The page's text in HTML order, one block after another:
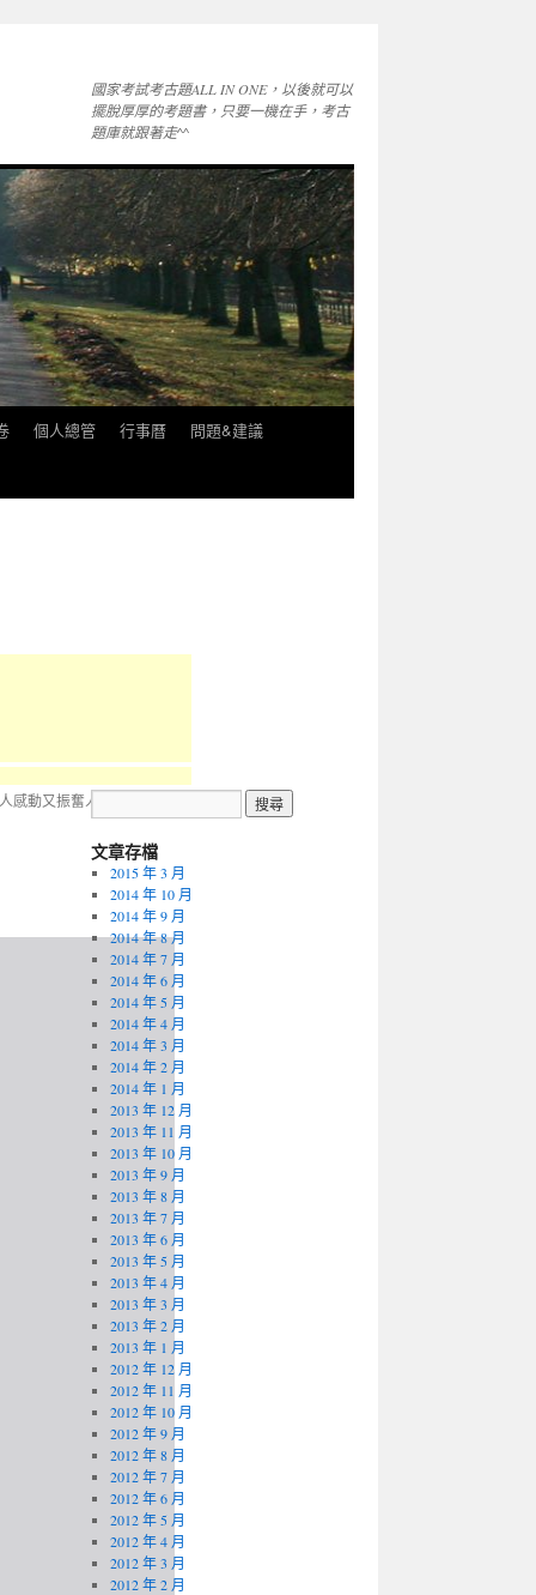
國家考試考古題ALL IN ONE，以後就可以
擺脫厚厚的考題書，只要一機在手，考古
題庫就跟著走^^
個人總管 行事曆 問題&建議
感動又振奮人心的短片
文章存檔
2015 年 3 月
2014 年 10 月
2014 年 9 月
2014 年 8 月
2014 年 7 月
2014 年 6 月
2014 年 5 月
2014 年 4 月
2014 年 3 月
2014 年 2 月
2014 年 1 月
2013 年 12 月
2013 年 11 月
2013 年 10 月
2013 年 9 月
2013 年 8 月
2013 年 7 月
2013 年 6 月
2013 年 5 月
2013 年 4 月
2013 年 3 月
2013 年 2 月
2013 年 1 月
2012 年 12 月
2012 年 11 月
2012 年 10 月
2012 年 9 月
2012 年 8 月
2012 年 7 月
2012 年 6 月
2012 年 5 月
2012 年 4 月
2012 年 3 月
2012 年 2 月